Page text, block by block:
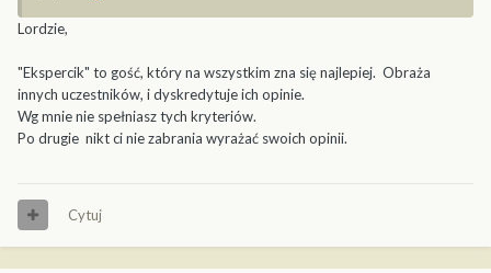
Lordzie,
"Ekspercik" to gość, który na wszystkim zna się najlepiej. Obraża
innych uczestników, i dyskredytuje ich opinie.
Wg mnie nie spełniasz tych kryteriów.
Po drugie nikt ci nie zabrania wyrażać swoich opinii.
Cytuj